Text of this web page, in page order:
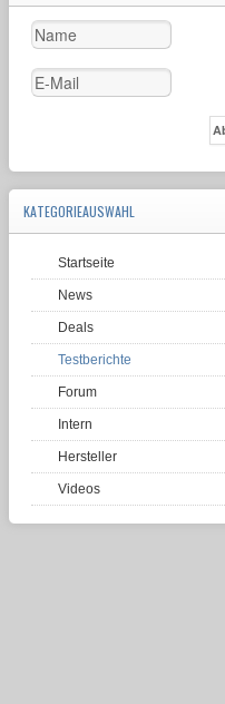
KATEGORIEAUSWAHL
Startseite
News
Deals
Testberichte
Forum
Intern
Hersteller
Videos